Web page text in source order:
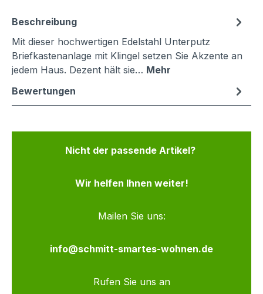
Beschreibung
Mit dieser hochwertigen Edelstahl Unterputz
Briefkastenanlage mit Klingel setzen Sie Akzente an
jedem Haus. Dezent hält sie… Mehr
Bewertungen
Nicht der passende Artikel?
Wir helfen Ihnen weiter!
Mailen Sie uns:
info@schmitt-smartes-wohnen.de
Rufen Sie uns an